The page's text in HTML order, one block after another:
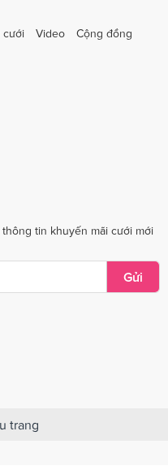
cưới Video Cộng đồng
tin khuyến mãi cưới mới
Gửi
trang